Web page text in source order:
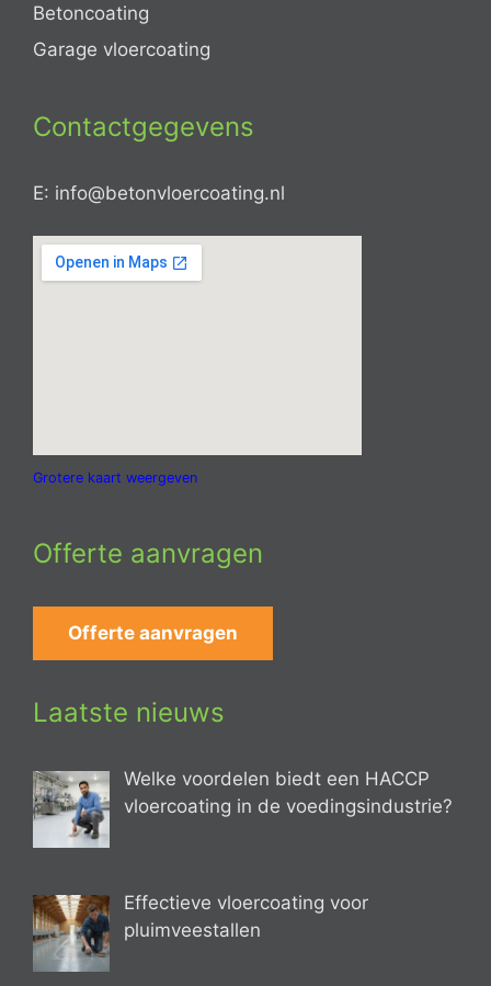
Betoncoating
Garage vloercoating
Contactgegevens
E: info@betonvloercoating.nl
Grotere kaart weergeven
Offerte aanvragen
Offerte aanvragen
Laatste nieuws
Welke voordelen biedt een HACCP
vloercoating in de voedingsindustrie?
Effectieve vloercoating voor
pluimveestallen